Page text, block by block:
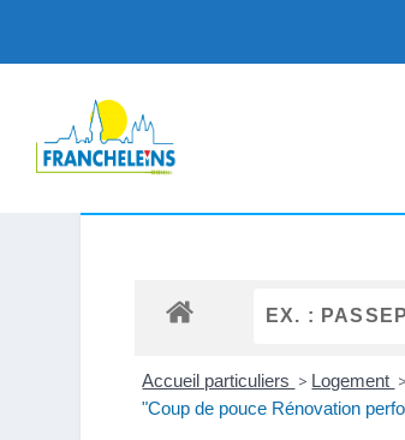
Accueil particuliers > Logement >
"Coup de pouce Rénovation